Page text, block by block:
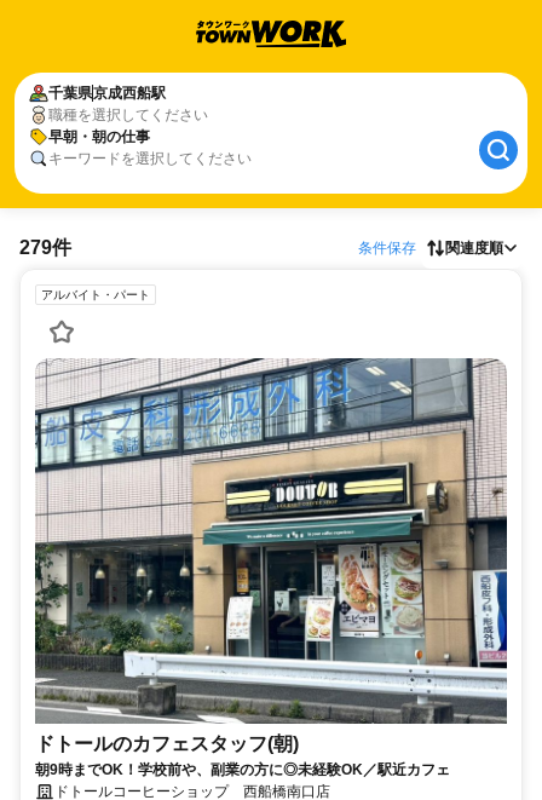
千葉県京成西船駅
職種を選択してください
早朝・朝の仕事
キーワードを選択してください
279件 条件保存 関連度順
アルバイト・パート
ドトールのカフェスタッフ(朝)
朝9時までOK！学校前や、副業の方に◎未経験OK／駅近カフェ
ドトールコーヒーショップ 西船橋南口店